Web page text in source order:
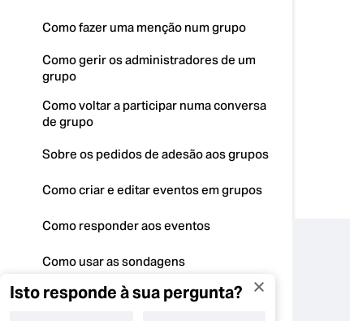
Como fazer uma menção num grupo
Como gerir os administradores de um
grupo
Como voltar a participar numa conversa
de grupo
Sobre os pedidos de adesão aos grupos
Como criar e editar eventos em grupos
Como responder aos eventos
Como usar as sondagens
Como usar a partilha de localização
Isto responde à sua pergunta?